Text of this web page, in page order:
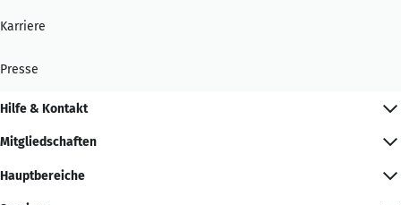
Karriere
Presse
Hilfe & Kontakt
Mitgliedschaften
Hauptbereiche